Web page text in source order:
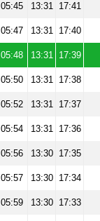
05:45 13:31 17:41
05:47 13:31 17:40
05:48 13:31 17:39
05:50 13:31 17:38
05:52 13:31 17:37
05:54 13:31 17:36
05:56 13:30 17:35
05:57 13:30 17:34
05:59 13:30 17:33